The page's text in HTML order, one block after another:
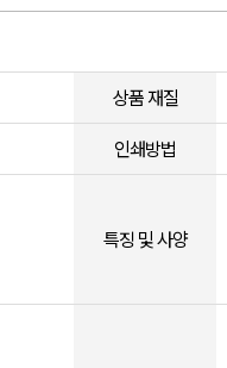
상품 재질
인쇄방법
특징 및 사양